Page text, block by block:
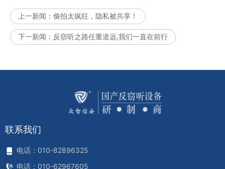
上一新闻： 偷拍太疯狂，隐私被共享！
下一新闻： 反窃听之路任重道远,我们一直在前行
联系我们
电话：010-82896325
电话：010-62967605